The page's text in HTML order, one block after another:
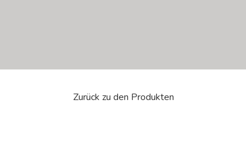
Zurück zu den Produkten